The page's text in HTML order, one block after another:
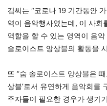
김씨는 “코로나 19 기간동안
역이 음악행사였는데, 이 사
역할을 할 수 있는 영역이 음
솔로이스트 앙상블의 활동을
또 “숨 솔로이스트 앙상블은
상블’로서 유연하게 음악회를
주자들이 필요한 경우가 생기